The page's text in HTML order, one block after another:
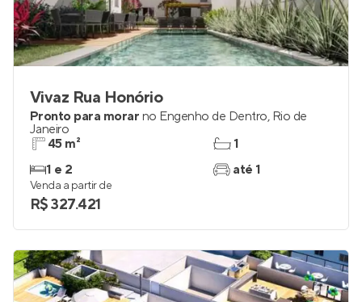
Vivaz Rua Honório
Pronto para morar no Engenho de Dentro, Rio de
Janeiro
45 m²
1 e 2
1
até 1
Venda a partir de
R$ 327.421